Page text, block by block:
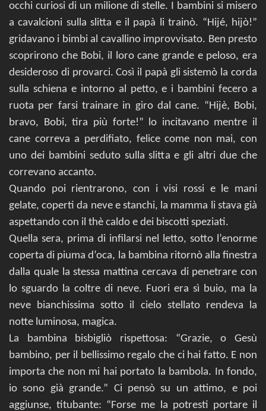
occhi curiosi di un milione di stelle. I bambini si misero
a cavalcioni sulla slitta e il papà li trainò. “Hijé, hijò!”
gridavano i bimbi al cavallino improvvisato. Ben presto
scoprirono che Bobi, il loro cane grande e peloso, era
desideroso di provarci. Così il papà gli sistemò la corda
sulla schiena e intorno al petto, e i bambini fecero a
ruota per farsi trainare in giro dal cane. “Hijè, Bobi,
bravo, Bobi, tira più forte!” lo incitavano mentre il
cane correva a perdifiato, felice come non mai, con
uno dei bambini seduto sulla slitta e gli altri due che
correvano accanto.
Quando poi rientrarono, con i visi rossi e le mani
gelate, coperti da neve e stanchi, la mamma li stava già
aspettando con il thè caldo e dei biscotti speziati.
Quella sera, prima di infilarsi nel letto, sotto l’enorme
coperta di piuma d’oca, la bambina ritornò alla finestra
dalla quale la stessa mattina cercava di penetrare con
lo sguardo la coltre di neve. Fuori era sì buio, ma la
neve bianchissima sotto il cielo stellato rendeva la
notte luminosa, magica.
La bambina bisbigliò rispettosa: “Grazie, o Gesù
bambino, per il bellissimo regalo che ci hai fatto. E non
importa che non mi hai portato la bambola. In fondo,
io sono già grande.” Ci pensò su un attimo, e poi
aggiunse, titubante: “Forse me la potresti portare il